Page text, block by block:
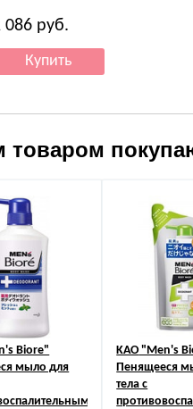
086 руб.
товаром
Biore"
мыло для
KAO"Men's
Пенящееся
тела с